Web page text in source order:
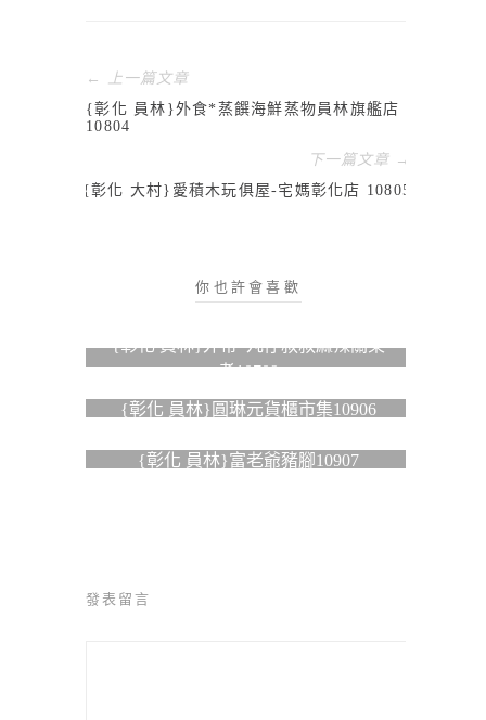
← 上一篇文章
{彰化 員林}外食*蒸饌海鮮蒸物員林旗艦店
10804
下一篇文章 →
{彰化 大村}愛積木玩俱屋-宅媽彰化店 10805
你也許會喜歡
{彰化 員林}外帶*丸仔叔叔麻辣關東
煮10709
{彰化 員林}圓琳元貨櫃市集10906
{彰化 員林}富老爺豬腳10907
發表留言